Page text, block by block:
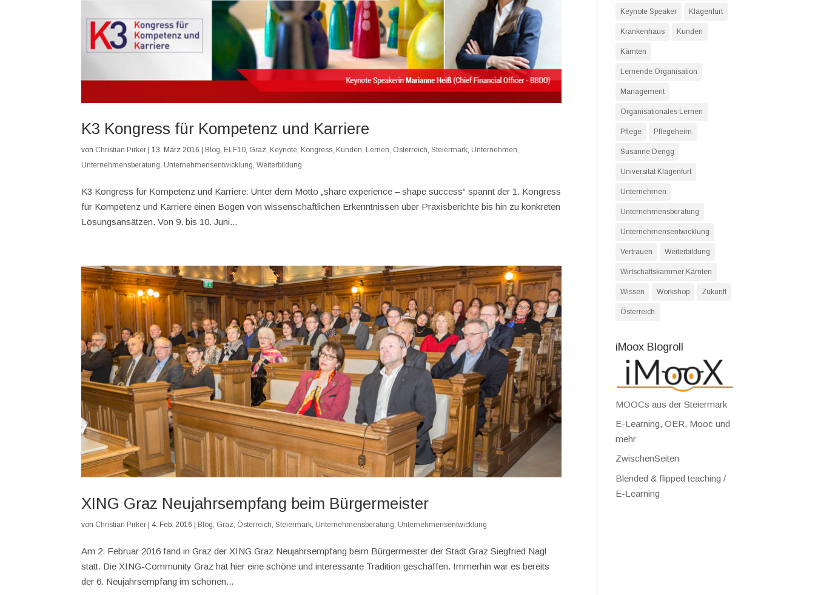
K3 Kongress für Kompetenz und Karriere
von Christian Pirker |13. März 2016 Blog, ELF10, Graz, Keynote, Kongress, Kunden, Lernen, Österreich,Steiermark, Unternehmen,
Unternehmensberatung, Unternehmensentwicklung,Weiterbildung
K3 Kongress für Kompetenz und Karriere: Unter dem Motto „share experience – shape success“ spannt der 1. Kongress
für Kompetenz und Karriere einen Bogen von wissenschaftlichen Erkenntnissen über Praxisberichte bis hin zu konkreten
Lösungsansätzen. Von 9. bis 10. Juni...
XING Graz Neujahrsempfang beim Bürgermeister
von Christian Pirker |4. Feb. 2016 Blog, Graz, Österreich,Steiermark, Unternehmensberatung, Unternehmensentwicklung
Am 2. Februar 2016 fand in Graz der XING Graz Neujahrsempfang beim Bürgermeister der Stadt Graz Siegfried Nagl
statt. Die XING-Community Graz hat hier eine schöne und interessante Tradition geschaffen. Immerhin war es bereits
der 6. Neujahrsempfang im schönen...
Keynote Speaker Klagenfurt
Krankenhaus Kunden
Kärnten
Lernende Organisation
Management
Organisationales Lernen
Pflege Pflegeheim
Susanne Dengg
Universität Klagenfurt
Unternehmen
Unternehmensberatung
Unternehmensentwicklung
Vertrauen Weiterbildung
Wirtschaftskammer Kärnten
Wissen Workshop Zukunft
Österreich
iMoox Blogroll
MOOCs aus der Steiermark
E-Learning, OER, Mooc und
mehr
ZwischenSeiten
Blended & flipped teaching /
E-Learning